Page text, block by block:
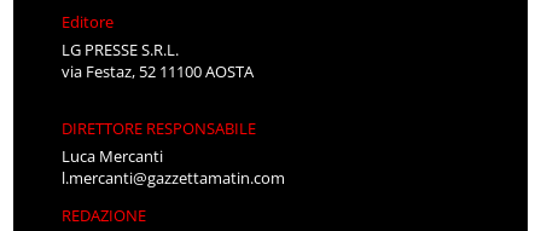
Editore
LG PRESSE S.R.L.
via Festaz, 52 11100 AOSTA
DIRETTORE RESPONSABILE
Luca Mercanti
l.mercanti@gazzettamatin.com
REDAZIONE